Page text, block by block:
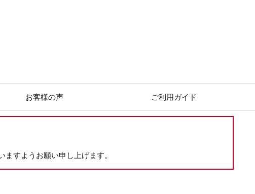
お客様の声 ご利用ガイド
すようお願い申し上げます。